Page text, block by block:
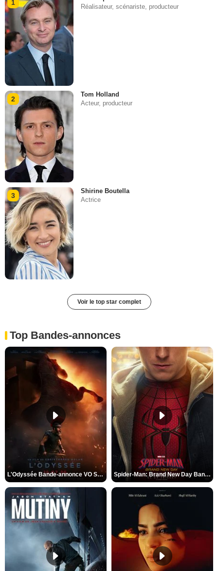
1
Réalisateur, scénariste, producteur
2
Tom Holland
Acteur, producteur
3
Shirine Boutella
Actrice
Voir le top star complet
Top Bandes-annonces
L'Odyssée Bande-annonce VO STFR Spider-Man: Brand New Day Bande-annonce VO STFR